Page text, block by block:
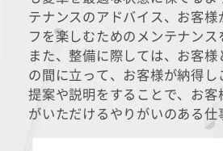
テナンスのアドバイス、お客様
フを楽しむためのメンテナンス
また、整備に際しては、お客様
の間に立って、お客様が納得し
提案や説明をすることで、お
がいただけるやりがいのある仕